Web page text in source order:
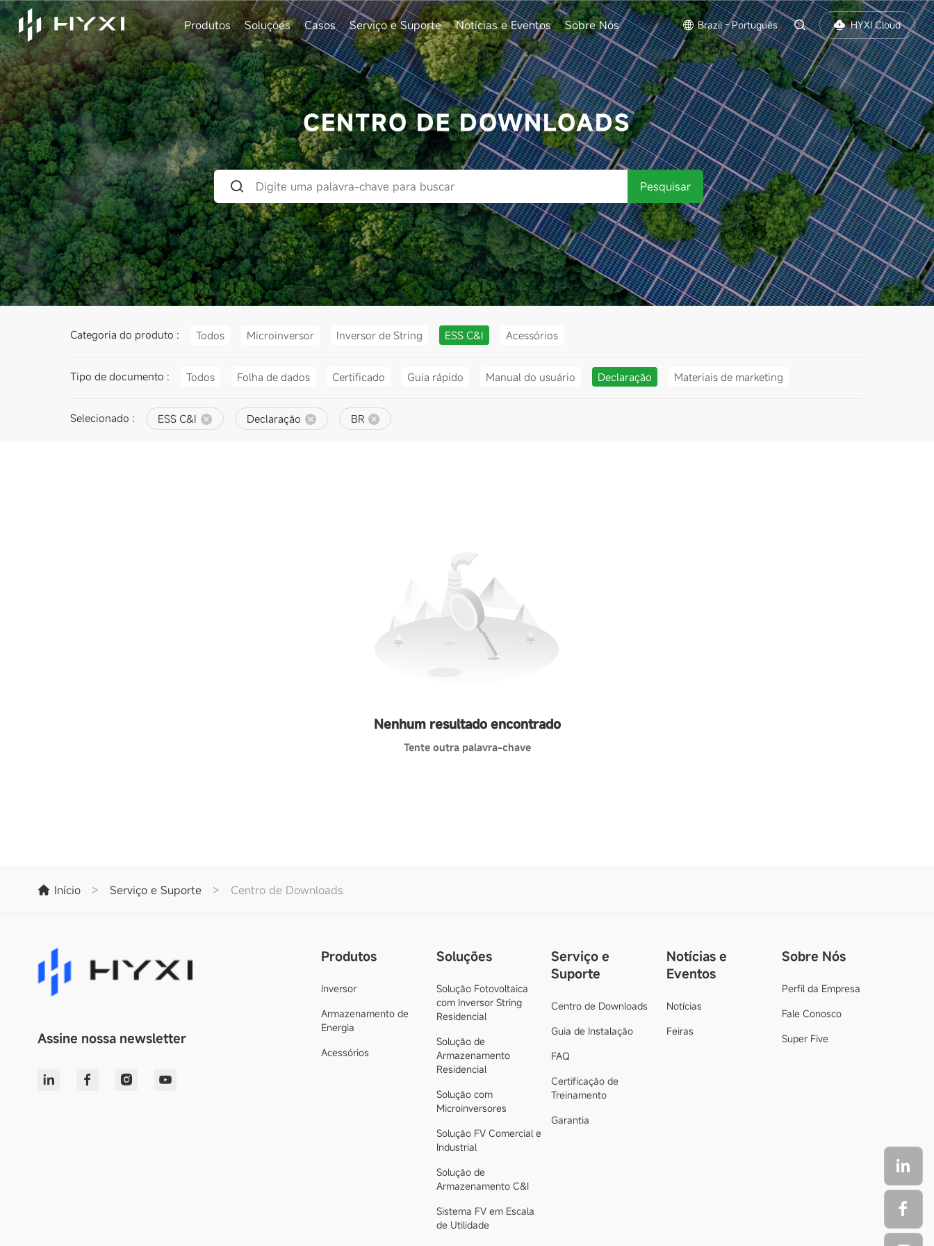
Produtos Soluções Casos Serviço e Suporte Notícias e Eventos Sobre Nós Brazil - Português HYXI Cloud
CENTRO DE DOWNLOADS
Pesquisar
Categoria do produto : Todos Microinversor Inversor de String ESS C&I Acessórios
Tipo de documento : Todos Folha de dados Certificado Guia rápido Manual do usuário Declaração Materiais de marketing
Selecionado : ESS C&I Declaração BR
Nenhum resultado encontrado
Tente outra palavra-chave
Início > Serviço e Suporte > Centro de Downloads
Assine nossa newsletter
Produtos
Inversor
Armazenamento de
Energia
Acessórios
Soluções
Solução Fotovoltaica
com Inversor String
Residencial
Solução de
Armazenamento
Residencial
Solução com
Microinversores
Solução FV Comercial e
Industrial
Solução de
Armazenamento C&I
Sistema FV em Escala
de Utilidade
Serviço e
Suporte
Centro de Downloads
Guia de Instalação
FAQ
Certificação de
Treinamento
Garantia
Notícias e
Eventos
Notícias
Feiras
Sobre Nós
Perfil da Empresa
Fale Conosco
Super Five